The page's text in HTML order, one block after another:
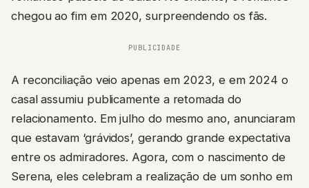
chegou ao fim em 2020, surpreendendo os fãs.
PUBLICIDADE
A reconciliação veio apenas em 2023, e em 2024 o
casal assumiu publicamente a retomada do
relacionamento. Em julho do mesmo ano, anunciaram
que estavam ‘grávidos’, gerando grande expectativa
entre os admiradores. Agora, com o nascimento de
Serena, eles celebram a realização de um sonho em